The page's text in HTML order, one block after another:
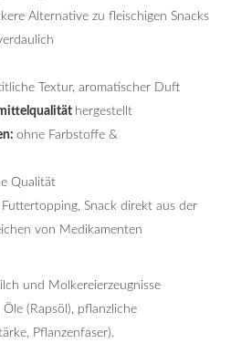
Alternative zu fleischigen Snacks
Textur, aromatischer Duft
hergestellt
ohne Farbstoffe &
Qualität
Futtertopping, Snack direkt aus der
von Medikamenten
und Molkereierzeugnisse
(Rapsöl), pflanzliche
Pflanzenfaser).